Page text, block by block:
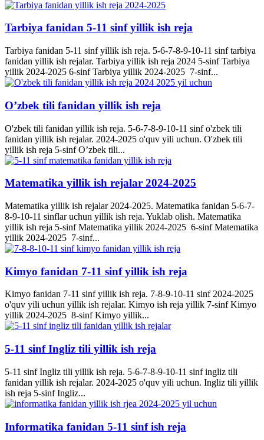
Tarbiya fanidan 5-11 sinf yillik ish reja
Tarbiya fanidan 5-11 sinf yillik ish reja. 5-6-7-8-9-10-11 sinf tarbiya
fanidan yillik ish rejalar. Tarbiya yillik ish reja 2024 5-sinf Tarbiya
yillik 2024-2025 6-sinf Tarbiya yillik 2024-2025 7-sinf...
O’zbek tili fanidan yillik ish reja
O'zbek tili fanidan yillik ish reja. 5-6-7-8-9-10-11 sinf o'zbek tili
fanidan yillik ish rejalar. 2024-2025 o'quv yili uchun. O'zbek tili
yillik ish reja 5-sinf O’zbek tili...
Matematika yillik ish rejalar 2024-2025
Matematika yillik ish rejalar 2024-2025. Matematika fanidan 5-6-7-
8-9-10-11 sinflar uchun yillik ish reja. Yuklab olish. Matematika
yillik ish reja 5-sinf Matematika yillik 2024-2025 6-sinf Matematika
yillik 2024-2025 7-sinf...
Kimyo fanidan 7-11 sinf yillik ish reja
Kimyo fanidan 7-11 sinf yillik ish reja. 7-8-9-10-11 sinf 2024-2025
o'quv yili uchun yillik ish rejalar. Kimyo ish reja yillik 7-sinf Kimyo
yillik 2024-2025 8-sinf Kimyo yillik...
5-11 sinf Ingliz tili yillik ish reja
5-11 sinf Ingliz tili yillik ish reja. 5-6-7-8-9-10-11 sinf ingliz tili
fanidan yillik ish rejalar. 2024-2025 o'quv yili uchun. Ingliz tili yillik
ish reja 5-sinf Ingliz...
Informatika fanidan 5-11 sinf ish reja